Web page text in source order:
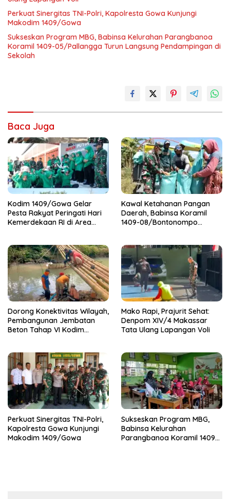
Perkuat Sinergitas TNI-Polri, Kapolresta Gowa Kunjungi
Makodim 1409/Gowa
Sukseskan Program MBG, Babinsa Kelurahan Parangbanoa
Koramil 1409-05/Pallangga Turun Langsung Pendampingan di
Sekolah
Baca Juga
Kodim 1409/Gowa Gelar
Pesta Rakyat Peringati Hari
Kemerdekaan RI di Area
Kawal Ketahanan Pangan
Daerah, Babinsa Koramil
1409-08/Bontonompo
Dorong Konektivitas Wilayah,
Pembangunan Jembatan
Beton Tahap VI Kodim
Mako Rapi, Prajurit Sehat:
Denpom XIV/4 Makassar
Tata Ulang Lapangan Voli
Perkuat Sinergitas TNI-Polri,
Kapolresta Gowa Kunjungi
Makodim 1409/Gowa
Sukseskan Program MBG,
Babinsa Kelurahan
Parangbanoa Koramil 1409-